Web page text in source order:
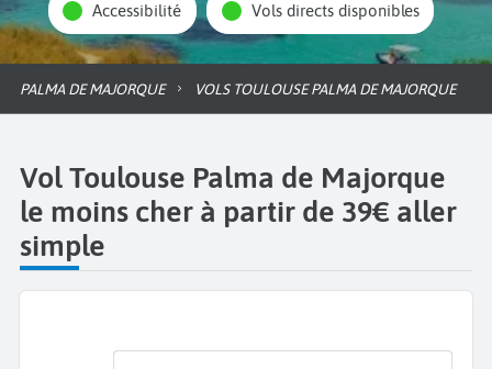
Accessibilité Vols directs disponibles
PALMA DE MAJORQUE VOLS TOULOUSE PALMA DE MAJORQUE
Vol Toulouse Palma de Majorque
le moins cher à partir de 39€ aller
simple